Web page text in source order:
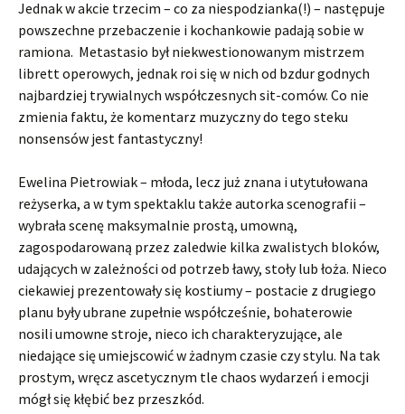
Jednak w akcie trzecim – co za niespodzianka(!) – następuje
powszechne przebaczenie i kochankowie padają sobie w
ramiona. Metastasio był niekwestionowanym mistrzem
librett operowych, jednak roi się w nich od bzdur godnych
najbardziej trywialnych współczesnych sit-comów. Co nie
zmienia faktu, że komentarz muzyczny do tego steku
nonsensów jest fantastyczny!
Ewelina Pietrowiak – młoda, lecz już znana i utytułowana
reżyserka, a w tym spektaklu także autorka scenografii –
wybrała scenę maksymalnie prostą, umowną,
zagospodarowaną przez zaledwie kilka zwalistych bloków,
udających w zależności od potrzeb ławy, stoły lub łoża. Nieco
ciekawiej prezentowały się kostiumy – postacie z drugiego
planu były ubrane zupełnie współcześnie, bohaterowie
nosili umowne stroje, nieco ich charakteryzujące, ale
niedające się umiejscowić w żadnym czasie czy stylu. Na tak
prostym, wręcz ascetycznym tle chaos wydarzeń i emocji
mógł się kłębić bez przeszkód.